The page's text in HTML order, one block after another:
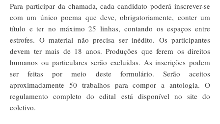
Para participar da chamada, cada candidato poderá inscrever-se
com um único poema que deve, obrigatoriamente, conter um
título e ter no máximo 25 linhas, contando os espaços entre
estrofes. O material não precisa ser inédito. Os participantes
devem ter mais de 18 anos. Produções que ferem os direitos
humanos ou particulares serão excluídas. As inscrições podem
ser feitas por meio deste formulário. Serão aceitos
aproximadamente 50 trabalhos para compor a antologia. O
regulamento completo do edital está disponível no site do
coletivo.